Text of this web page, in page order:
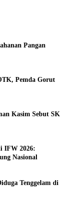
Pangan
Pemda Gorut
Kasim Sebut SK
IFW 2026:
Nasional
Tenggelam di